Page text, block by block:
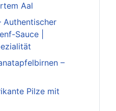
Aal
Authentischer
Sauce |
–
Pilze mit